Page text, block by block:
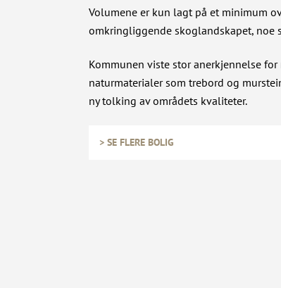
Volumene er kun lagt på et minimum
omkringliggende skoglandskapet, noe
Kommunen viste stor anerkjennelse
naturmaterialer som trebord og
ny tolking av områdets kvaliteter.
> SE FLERE BOLIG